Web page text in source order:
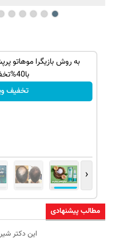
به روش بازیگرا موهاتو
با40%تخفیف
تخفیف
‹
مطالب پیشنهادی
این دکتر